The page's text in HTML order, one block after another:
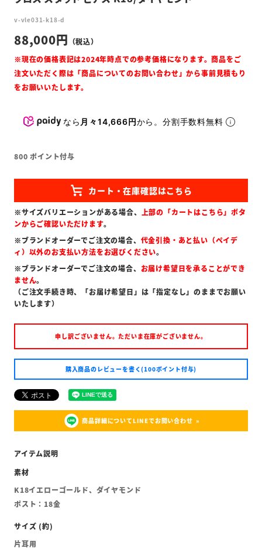
v-vle031-k18-d
88,000
なら 月々14,666円から。分割手数料無料
800 ポイント付与
※サイズバリエーションがある場合、 上部の「カートはこちら」ボタ
ンからご確認いただけます。
※ブランドオーダーでご注文の場合、 代金引換・あと払い（ペイデ
ィ）以外のお支払い方法をお選びください。
※ブランドオーダーでご注文の場合、 お届け希望日を承ることができ
ません。
（ご注文手続き時、「お届け希望日」は「指定なし」のままでお願い
いたします）
申し訳ございません。ただいま在庫がございません。
購入商品のレビューを書く(100ポイント付与)
商品詳細についてLINEでお問い合わせ
K18イエローゴールド、ダイヤモンド
ポスト：18金
片耳用